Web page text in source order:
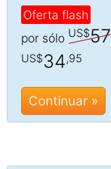
Oferta flash
por sólo US$57
US$34 ,95
Continuar »